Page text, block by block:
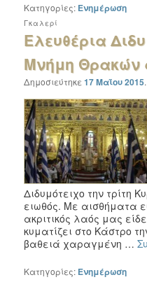
Κατηγορίες: Ενημέρωση
Ελευθέρια
Μνήμη Θρακών
Γκαλερί
Δημοσιεύτηκε17 Μαΐου 2015
Διδυμότειχο την τρίτη
ειωθός. Με αισθήματα
ακριτικός λαός μας
κυματίζει στο Κάστρο
βαθειά χαραγμένη …
Κατηγορίες: Ενημέρωση